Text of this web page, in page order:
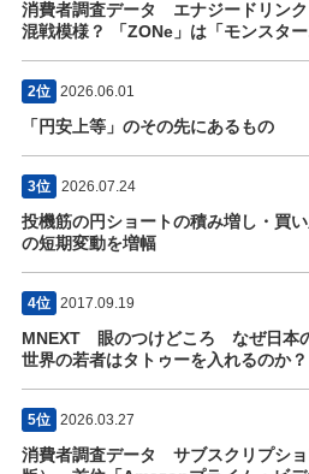
消費者調査データ エナジードリン
混戦模様？ 「ZONe」は「モンスタ
2位 2026.06.01
「円安上等」のその先にあるもの
3位 2026.07.24
投機筋の円ショートの積み増し・買
の短期変動を増幅
4位 2017.09.19
MNEXT 眼のつけどころ なぜ日本の
世界の若者はタトゥーを入れるのか？
5位 2026.03.27
消費者調査データ サブスクリプショ